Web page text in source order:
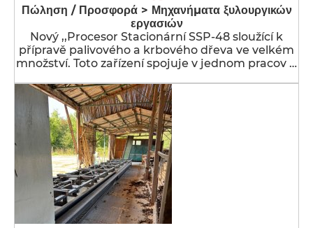
Πώληση / Προσφορά > Μηχανήματα ξυλουργικών
εργασιών
Nový ,,Procesor Stacionární SSP-48 sloužící k
přípravě palivového a krbového dřeva ve velkém
množství. Toto zařízení spojuje v jednom pracov …